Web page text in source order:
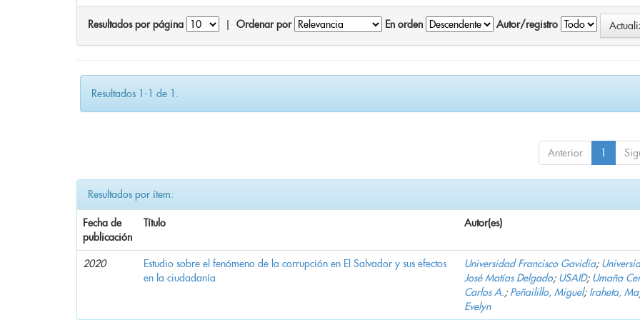
Resultados por página Ordenar por En orden Autor/registro
Resultados 1-1 de 1.
Anterior 1
Resultados por ítem:
Fecha de
publicación
Título Autor(es)
2020
Estudio sobre el fenómeno de la corrupción en El Salvador y sus efectos
en la ciudadanía
Universidad Francisco Gavidia;
José Matías Delgado; USAID; Umaña
Carlos A.; Peñailillo, Miguel; Iraheta,
Evelyn